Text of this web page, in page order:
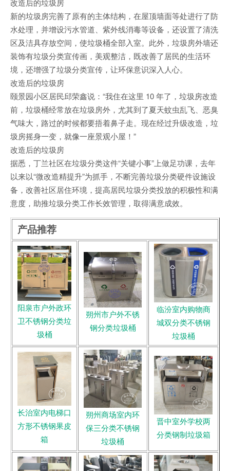
改造后的垃圾房
新的垃圾房完善了原有的主体结构，在屋顶墙面等处进行了防
水处理，并增设污水管道、紫外线消毒等设备，还设置了清洗
区及洁具存放空间，使垃圾桶全部入室。此外，垃圾房外墙还
装饰有垃圾分类宣传画，美观整洁，既改善了居民的生活环
境，还增强了垃圾分类宣传，让环保意识深入人心。
改造后的垃圾房
颐景园小区居民邱荣鑫说：“我住在这里 10 年了，垃圾房改造
前，垃圾桶经常放在垃圾房外，尤其到了夏天蚊虫乱飞、恶臭
气味大，路过的时候都要捂着鼻子走。现在经过升级改造，垃
圾房摇身一变，就像一座景观小屋！”
改造后的垃圾房
据悉，丁兰社区在垃圾分类这件“关键小事”上做足功课，去年
以来以“微改造精提升”为抓手，不断完善垃圾分类硬件设施设
备，改善社区居住环境，提高居民垃圾分类投放的积极性和满
意度，助推垃圾分类工作长效管理，取得满意成效。
产品推荐
阳泉市户外政环
卫不锈钢分类垃
圾桶
朔州市户外不锈
钢分类垃圾桶
临汾室内购物商
城双分类不锈钢
垃圾桶
长治室内电梯口
方形不锈钢果皮
箱
朔州商场室内环
保三分类不锈钢
垃圾桶
晋中室外学校两
分类钢制垃圾箱